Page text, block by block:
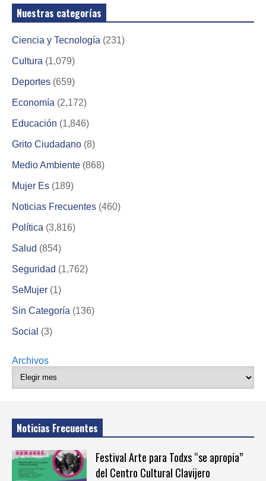
Nuestras categorías
Ciencia y Tecnología (231)
Cultura (1,079)
Deportes (659)
Economía (2,172)
Educación (1,846)
Grito Ciudadano (8)
Medio Ambiente (868)
Mujer Es (189)
Noticias Frecuentes (460)
Política (3,816)
Salud (854)
Seguridad (1,762)
SeMujer (1)
Sin Categoría (136)
Social (3)
Archivos
Noticias Frecuentes
Festival Arte para Todxs “se apropia”
del Centro Cultural Clavijero